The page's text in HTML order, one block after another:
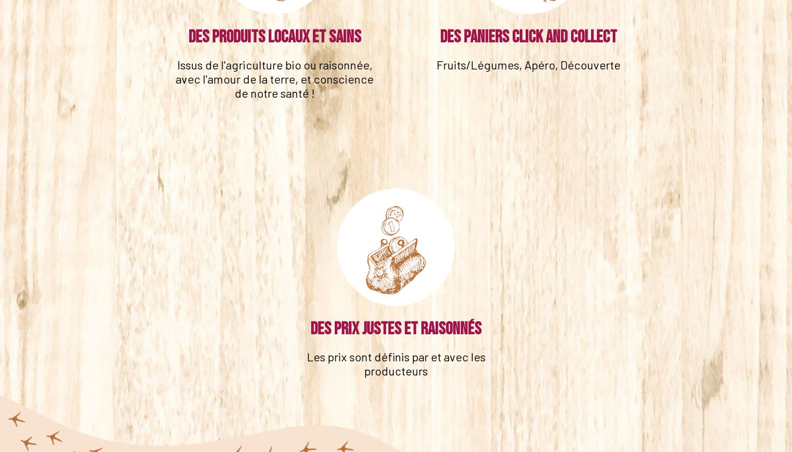
Des produits locaux et sains
Issus de l'agriculture bio ou raisonnée,
avec l'amour de la terre, et conscience
de notre santé !
Des paniers click and collect
Fruits/Légumes, Apéro, Découverte
Des prix justes et raisonnés
Les prix sont définis par et avec les
producteurs